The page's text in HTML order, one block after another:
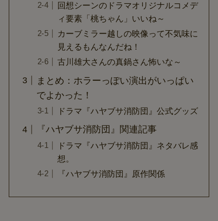
回想シーンのドラマオリジナルコメデ
ィ要素「桃ちゃん」いいね～
カーブミラー越しの映像って不気味に
見えるもんなんだね！
古川雄大さんの真鍋さん怖いな～
まとめ：ホラーっぽい演出がいっぱい
でよかった！
ドラマ『ハヤブサ消防団』公式グッズ
『ハヤブサ消防団』関連記事
ドラマ『ハヤブサ消防団』ネタバレ感
想。
『ハヤブサ消防団』原作関係